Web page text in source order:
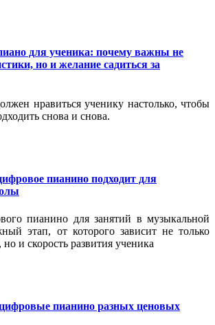
для ученика: почему важны не
но и желание садиться за
нравиться ученику настолько, чтобы
снова и снова.
пианино подходит для
пианино для занятий в музыкальной
этап, от которого зависит не только
и скорость развития ученика
пианино разных ценовых